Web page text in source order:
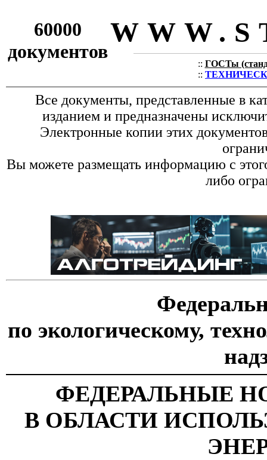
60000
документов
:: ГОСТы
::
Все документы, представленные в
изданием и предназначены
Электронные копии этих
Вы можете размещать информацию с
либо
по экологическому,
ФЕДЕРАЛЬНЫЕ
В ОБЛАСТИ